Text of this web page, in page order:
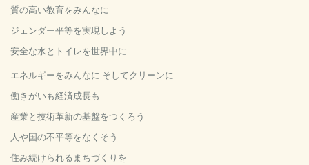
質の高い教育をみんなに
ジェンダー平等を実現しよう
安全な水とトイレを世界中に
エネルギーをみんなに そしてクリーンに
働きがいも経済成長も
産業と技術革新の基盤をつくろう
人や国の不平等をなくそう
住み続けられるまちづくりを